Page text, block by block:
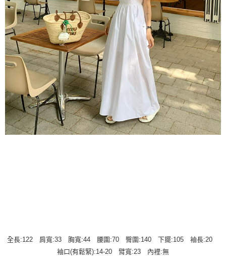
全長:122 肩寬:33 胸寬:44 腰圍:70 臀圍:140 下擺:105 袖長:20
袖口(有鬆緊):14-20 臂寬:23 內裡:無